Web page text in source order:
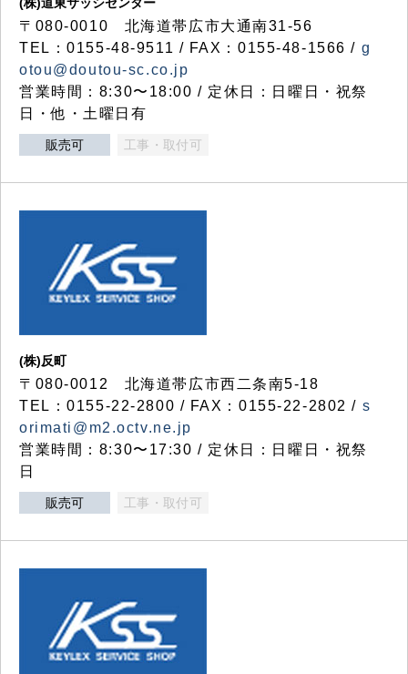
〒080-0010 北海道帯広市大通南31-56
TEL：0155-48-9511 / FAX：0155-48-1566 / g
otou@doutou-sc.co.jp
営業時間：8:30〜18:00 / 定休日：日曜日・祝祭
日・他・土曜日有
販売可 工事・取付可
(株)反町
〒080-0012 北海道帯広市西二条南5-18
TEL：0155-22-2800 / FAX：0155-22-2802 / s
orimati@m2.octv.ne.jp
営業時間：8:30〜17:30 / 定休日：日曜日・祝祭
日
販売可 工事・取付可